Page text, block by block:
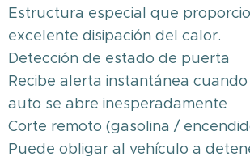
Estructura especial que
excelente disipación del calor.
Detección de estado de puerta
Recibe alerta instantánea
auto se abre inesperadamente
Corte remoto (gasolina /
Puede obligar al vehículo a